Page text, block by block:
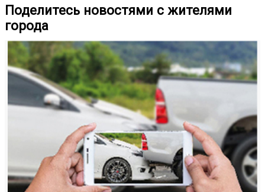
Поделитесь новостями с жителями
города